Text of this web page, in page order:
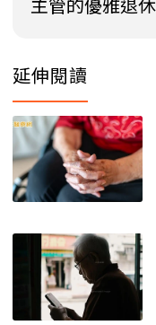
延伸閱讀